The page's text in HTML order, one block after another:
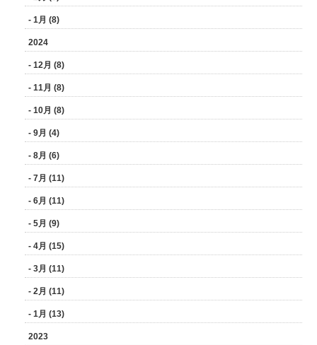
- 1月 (8)
2024
- 12月 (8)
- 11月 (8)
- 10月 (8)
- 9月 (4)
- 8月 (6)
- 7月 (11)
- 6月 (11)
- 5月 (9)
- 4月 (15)
- 3月 (11)
- 2月 (11)
- 1月 (13)
2023